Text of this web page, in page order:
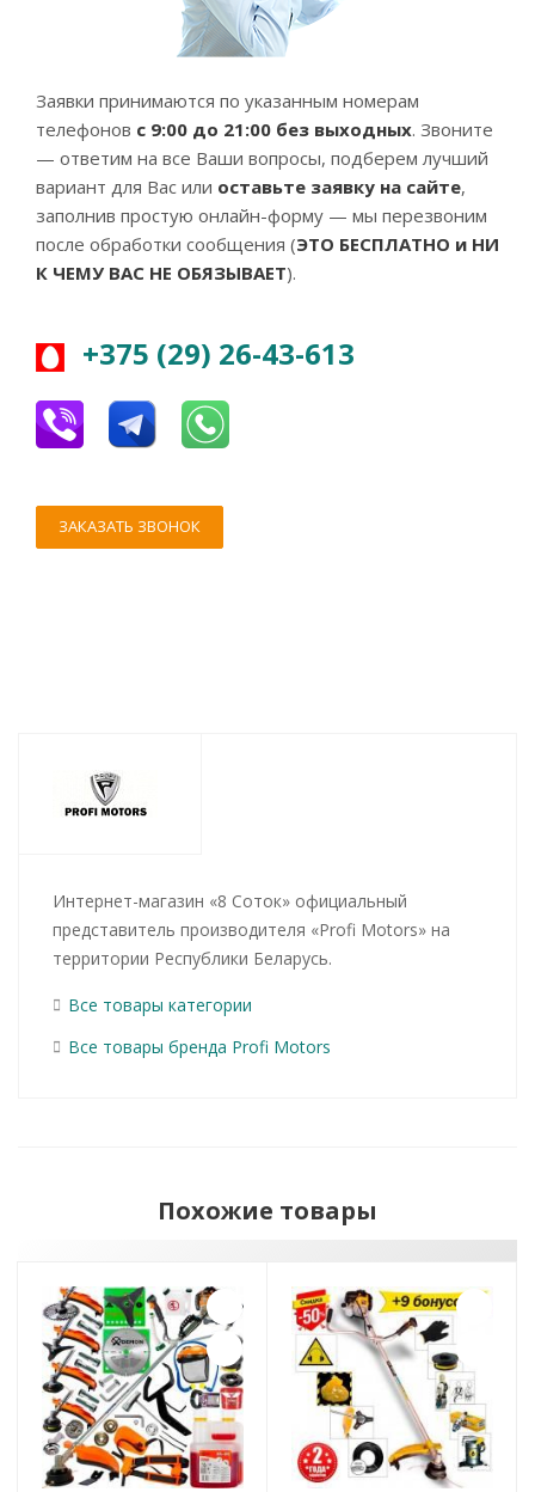
Заявки принимаются по указанным номерам
телефонов с 9:00 до 21:00 без выходных. Звоните
— ответим на все Ваши вопросы, подберем лучший
вариант для Вас или оставьте заявку на сайте,
заполнив простую онлайн-форму — мы перезвоним
после обработки сообщения (ЭТО БЕСПЛАТНО и НИ
К ЧЕМУ ВАС НЕ ОБЯЗЫВАЕТ).
+375 (29) 26-43-613
ЗАКАЗАТЬ ЗВОНОК
Интернет-магазин «8 Соток» официальный
представитель производителя «Profi Motors» на
территории Республики Беларусь.
Все товары категории
Все товары бренда Profi Motors
Похожие товары